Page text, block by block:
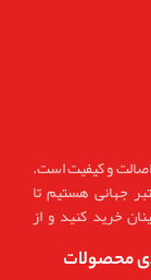
و کیفیت است.
جهانی هستیم تا
خرید کنید و از
محصولات